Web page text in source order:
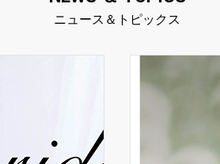
ニュース＆トピックス